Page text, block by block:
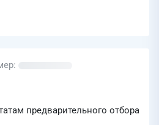
предварительного отбора